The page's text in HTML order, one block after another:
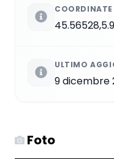
COORDINATE
ULTIMO
9 dicembre
Foto